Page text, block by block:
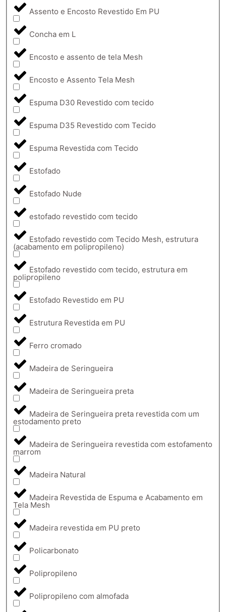
Assento e Encosto Revestido Em PU
Concha em L
Encosto e assento de tela Mesh
Encosto e Assento Tela Mesh
Espuma D30 Revestido com tecido
Espuma D35 Revestido com Tecido
Espuma Revestida com Tecido
Estofado
Estofado Nude
estofado revestido com tecido
Estofado revestido com Tecido Mesh, estrutura
(acabamento em polipropileno)
Estofado revestido com tecido, estrutura em
polipropileno
Estofado Revestido em PU
Estrutura Revestida em PU
Ferro cromado
Madeira de Seringueira
Madeira de Seringueira preta
Madeira de Seringueira preta revestida com um
estodamento preto
Madeira de Seringueira revestida com estofamento
marrom
Madeira Natural
Madeira Revestida de Espuma e Acabamento em
Tela Mesh
Madeira revestida em PU preto
Policarbonato
Polipropileno
Polipropileno com almofada